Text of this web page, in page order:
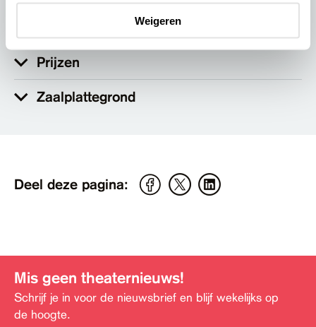
Weigeren
Prijzen
Zaalplattegrond
Deel deze pagina:
Mis geen theaternieuws!
Schrijf je in voor de nieuwsbrief en blijf wekelijks op
de hoogte.